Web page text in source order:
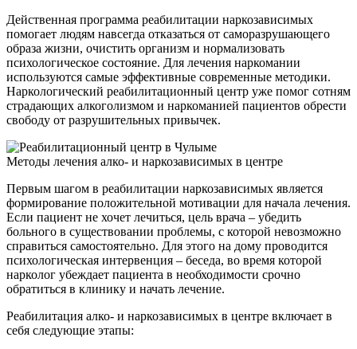
Действенная программа реабилитации наркозависимых
помогает людям навсегда отказаться от саморазрушающего
образа жизни, очистить организм и нормализовать
психологическое состояние. Для лечения наркомании
используются самые эффективные современные методики.
Наркологический реабилитационный центр уже помог сотням
страдающих алкоголизмом и наркоманией пациентов обрести
свободу от разрушительных привычек.
Методы лечения алко- и наркозависимых в центре
Первым шагом в реабилитации наркозависимых является
формирование положительной мотивации для начала лечения.
Если пациент не хочет лечиться, цель врача – убедить
больного в существовании проблемы, с которой невозможно
справиться самостоятельно. Для этого на дому проводится
психологическая интервенция – беседа, во время которой
нарколог убеждает пациента в необходимости срочно
обратиться в клинику и начать лечение.
Реабилитация алко- и наркозависимых в центре включает в
себя следующие этапы: